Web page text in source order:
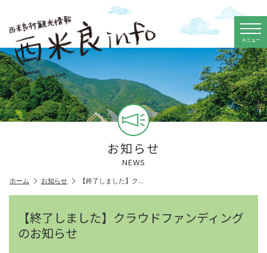
メニュー
お知らせ
NEWS
ホーム お知らせ 【終了しました】ク…
【終了しました】クラウドファンディング
のお知らせ